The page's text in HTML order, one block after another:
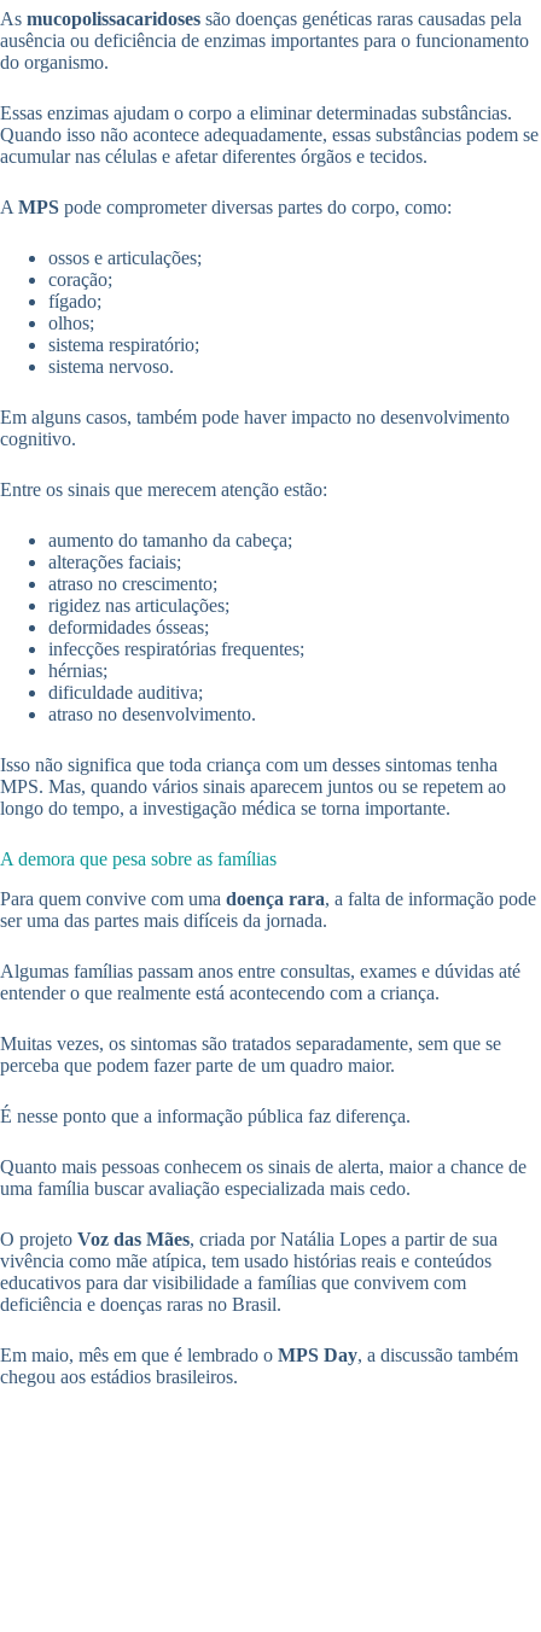
As mucopolissacaridoses são doenças genéticas raras causadas pela
ausência ou deficiência de enzimas importantes para o funcionamento
do organismo.
Essas enzimas ajudam o corpo a eliminar determinadas substâncias.
Quando isso não acontece adequadamente, essas substâncias podem se
acumular nas células e afetar diferentes órgãos e tecidos.
A MPS pode comprometer diversas partes do corpo, como:
ossos e articulações;
coração;
fígado;
olhos;
sistema respiratório;
sistema nervoso.
Em alguns casos, também pode haver impacto no desenvolvimento
cognitivo.
Entre os sinais que merecem atenção estão:
aumento do tamanho da cabeça;
alterações faciais;
atraso no crescimento;
rigidez nas articulações;
deformidades ósseas;
infecções respiratórias frequentes;
hérnias;
dificuldade auditiva;
atraso no desenvolvimento.
Isso não significa que toda criança com um desses sintomas tenha
MPS. Mas, quando vários sinais aparecem juntos ou se repetem ao
longo do tempo, a investigação médica se torna importante.
A demora que pesa sobre as famílias
Para quem convive com uma doença rara, a falta de informação pode
ser uma das partes mais difíceis da jornada.
Algumas famílias passam anos entre consultas, exames e dúvidas até
entender o que realmente está acontecendo com a criança.
Muitas vezes, os sintomas são tratados separadamente, sem que se
perceba que podem fazer parte de um quadro maior.
É nesse ponto que a informação pública faz diferença.
Quanto mais pessoas conhecem os sinais de alerta, maior a chance de
uma família buscar avaliação especializada mais cedo.
O projeto Voz das Mães, criada por Natália Lopes a partir de sua
vivência como mãe atípica, tem usado histórias reais e conteúdos
educativos para dar visibilidade a famílias que convivem com
deficiência e doenças raras no Brasil.
Em maio, mês em que é lembrado o MPS Day, a discussão também
chegou aos estádios brasileiros.